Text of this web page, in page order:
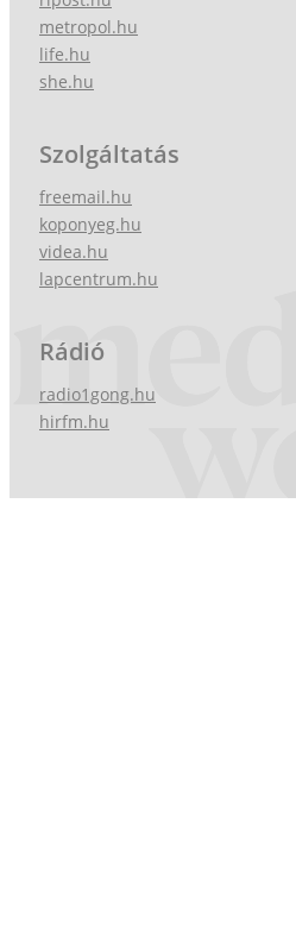
metropol.hu
life.hu
she.hu
Szolgáltatás
freemail.hu
koponyeg.hu
videa.hu
lapcentrum.hu
Rádió
radio1gong.hu
hirfm.hu